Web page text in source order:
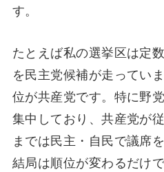
す。
たとえば私の選挙区は定
を民主党候補が走ってい
位が共産党です。特に野
集中しており、共産党が
までは民主・自民で議席
結局は順位が変わるだけ